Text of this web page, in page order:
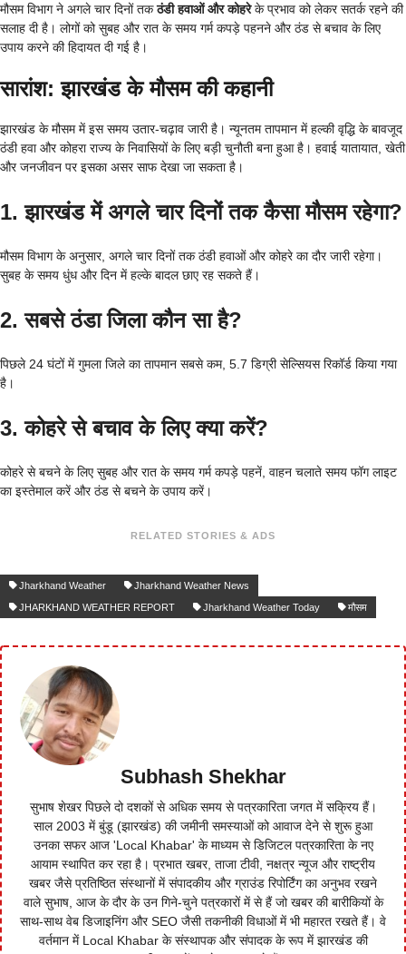
मौसम विभाग ने अगले चार दिनों तकठंडी हवाओं और कोहरेके प्रभाव को लेकर सतर्क रहने की
सलाह दी है। लोगों को सुबह और रात के समय गर्म कपड़े पहनने और ठंड से बचाव के लिए
उपाय करने की हिदायत दी गई है।
सारांश: झारखंड के मौसम की कहानी
झारखंड के मौसम में इस समय उतार-चढ़ाव जारी है। न्यूनतम तापमान में हल्की वृद्धि के बावजूद
ठंडी हवा और कोहरा राज्य के निवासियों के लिए बड़ी चुनौती बना हुआ है। हवाई यातायात, खेती
और जनजीवन पर इसका असर साफ देखा जा सकता है।
1. झारखंड में अगले चार दिनों तक कैसा मौसम रहेगा?
मौसम विभाग के अनुसार, अगले चार दिनों तक ठंडी हवाओं और कोहरे का दौर जारी रहेगा।
सुबह के समय धुंध और दिन में हल्के बादल छाए रह सकते हैं।
2. सबसे ठंडा जिला कौन सा है?
पिछले 24 घंटों में गुमला जिले का तापमान सबसे कम, 5.7 डिग्री सेल्सियस रिकॉर्ड किया गया
है।
3. कोहरे से बचाव के लिए क्या करें?
कोहरे से बचने के लिए सुबह और रात के समय गर्म कपड़े पहनें, वाहन चलाते समय फॉग लाइट
का इस्तेमाल करें और ठंड से बचने के उपाय करें।
RELATED STORIES & ADS
Jharkhand Weather
Jharkhand Weather News
JHARKHAND WEATHER REPORT
Jharkhand Weather Today मौसम
Subhash Shekhar
सुभाष शेखर पिछले दो दशकों से अधिक समय से पत्रकारिता जगत में सक्रिय हैं।
साल 2003 में बुंडू (झारखंड) की जमीनी समस्याओं को आवाज देने से शुरू हुआ
उनका सफर आज 'Local Khabar' के माध्यम से डिजिटल पत्रकारिता के नए
आयाम स्थापित कर रहा है। प्रभात खबर, ताजा टीवी, नक्षत्र न्यूज और राष्ट्रीय
खबर जैसे प्रतिष्ठित संस्थानों में संपादकीय और ग्राउंड रिपोर्टिंग का अनुभव रखने
वाले सुभाष, आज के दौर के उन गिने-चुने पत्रकारों में से हैं जो खबर की बारीकियों के
साथ-साथ वेब डिजाइनिंग और SEO जैसी तकनीकी विधाओं में भी महारत रखते हैं। वे
वर्तमान में Local Khabar के संस्थापक और संपादक के रूप में झारखंड की